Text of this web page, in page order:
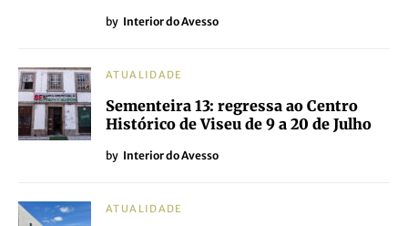
by Interior do Avesso
ATUALIDADE
Sementeira 13: regressa ao Centro
Histórico de Viseu de 9 a 20 de Julho
by Interior do Avesso
ATUALIDADE